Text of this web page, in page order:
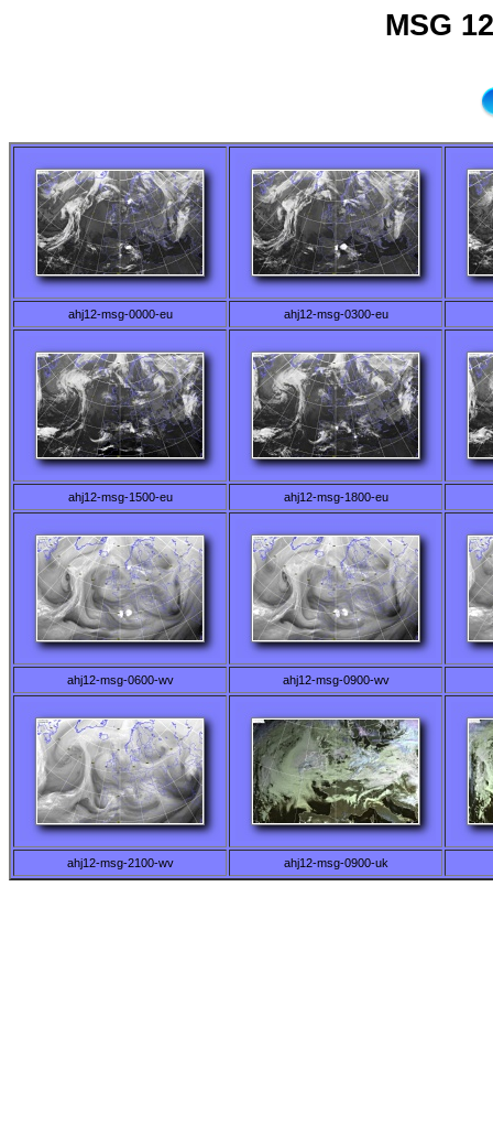
MSG
ahj12-msg-0000-eu ahj12-msg-0300-eu
ahj12-msg-1500-eu ahj12-msg-1800-eu
ahj12-msg-0600-wv ahj12-msg-0900-wv
ahj12-msg-2100-wv ahj12-msg-0900-uk